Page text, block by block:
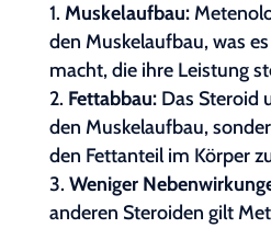
Muskelaufbau:
den Muskelaufbau, was
macht, die ihre Leistung
Fettabbau:Das Steroid
den Muskelaufbau,
den Fettanteil im Körper
Weniger
anderen Steroiden gilt